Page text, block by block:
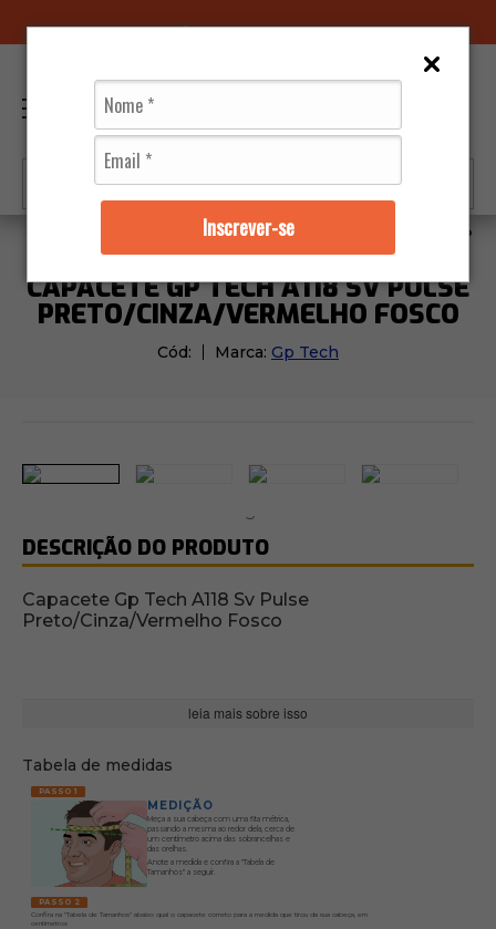
Inscrever-se
Gp Tech Capacete Gp Tech A118 Sv
CAPACETE GP TECH A118 SV PULSE
PRETO/CINZA/VERMELHO FOSCO
Cód: Marca: Gp Tech
DESCRIÇÃO DO PRODUTO
Capacete Gp Tech A118 Sv Pulse
Preto/Cinza/Vermelho Fosco
leia mais sobre isso
Tabela de medidas
PASSO 1
MEDIÇÃO
Meça a sua cabeça com uma fita métrica,
passando a mesma ao redor dela, cerca de
um centímetro acima das sobrancelhas e
das orelhas.
Anote a medida e confira a "Tabela de
Tamanhos" a seguir.
PASSO 2
Confira na "Tabela de Tamanhos" abaixo qual o capacete correto para a medida que tirou da sua cabeça, em
centímetros